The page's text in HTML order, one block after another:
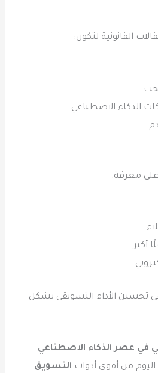
القانونية لتكون:
الذكاء الاصطناعي
على معرفة:
أكبر
تحسين الأداء التسويقي بشكل
في عصر الذكاء الاصطناعي
اليوم من أقوى أدوات التسويق